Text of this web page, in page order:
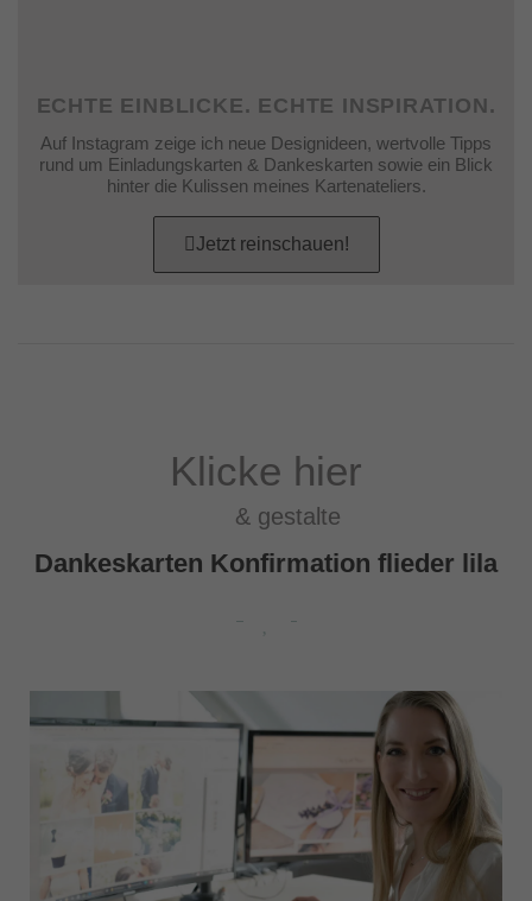
ECHTE EINBLICKE. ECHTE INSPIRATION.
Auf Instagram zeige ich neue Designideen, wertvolle Tipps
rund um Einladungskarten & Dankeskarten sowie ein Blick
hinter die Kulissen meines Kartenateliers.
Jetzt reinschauen!
Klicke hier
& gestalte
Dankeskarten Konfirmation flieder lila